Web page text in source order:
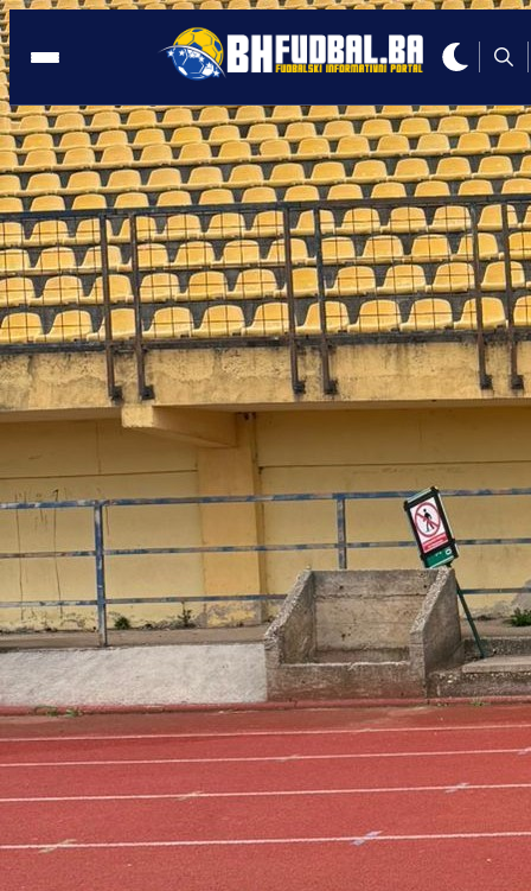
NAPADAČ
17:26, 07.03.2025
Amar Memić prvi put u reprezentaciji:
ODUŠEVIO izjavom navijače!
Autor:
BHFudbal.ba
17:26, 07.03.2025